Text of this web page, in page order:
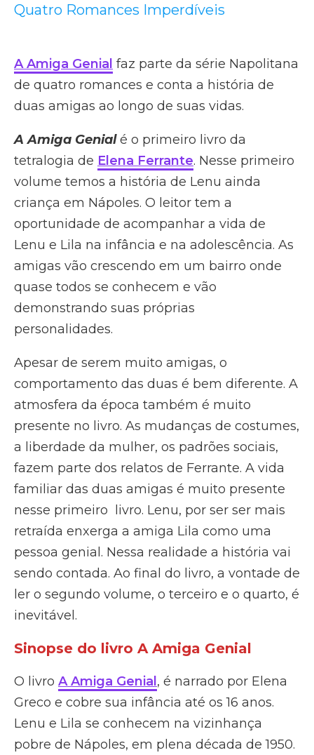
Quatro Romances Imperdíveis
A Amiga Genial faz parte da série Napolitana
de quatro romances e conta a história de
duas amigas ao longo de suas vidas.
A Amiga Genialé o primeiro livro da
tetralogia de Elena Ferrante. Nesse primeiro
volume temos a história de Lenu ainda
criança em Nápoles. O leitor tem a
oportunidade de acompanhar a vida de
Lenu e Lila na infância e na adolescência. As
amigas vão crescendo em um bairro onde
quase todos se conhecem e vão
demonstrando suas próprias
personalidades.
Apesar de serem muito amigas, o
comportamento das duas é bem diferente. A
atmosfera da época também é muito
presente no livro. As mudanças de costumes,
a liberdade da mulher, os padrões sociais,
fazem parte dos relatos de Ferrante. A vida
familiar das duas amigas é muito presente
nesse primeiro livro. Lenu, por ser ser mais
retraída enxerga a amiga Lila como uma
pessoa genial. Nessa realidade a história vai
sendo contada. Ao final do livro, a vontade de
ler o segundo volume, o terceiro e o quarto, é
inevitável.
Sinopse do livro A Amiga Genial
O livro A Amiga Genial, é narrado por Elena
Greco e cobre sua infância até os 16 anos.
Lenu e Lila se conhecem na vizinhança
pobre de Nápoles, em plena década de 1950.